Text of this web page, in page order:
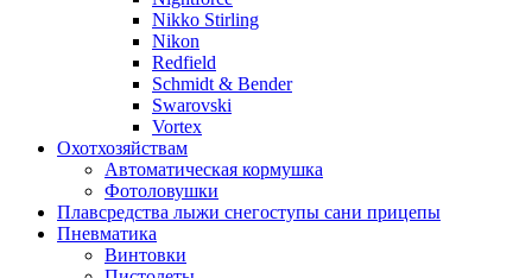
Nikko Stirling
Nikon
Redfield
Schmidt & Bender
Swarovski
Vortex
Охотхозяйствам
Автоматическая кормушка
Фотоловушки
Плавсредства лыжи снегоступы сани прицепы
Пневматика
Винтовки